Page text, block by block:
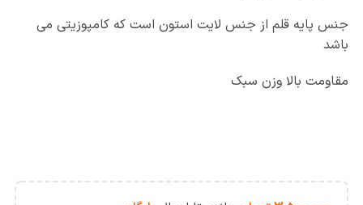
جنس پایه قلم از جنس لایت استون است که کامپوزیتی می
باشد
مقاومت بالا وزن سبک